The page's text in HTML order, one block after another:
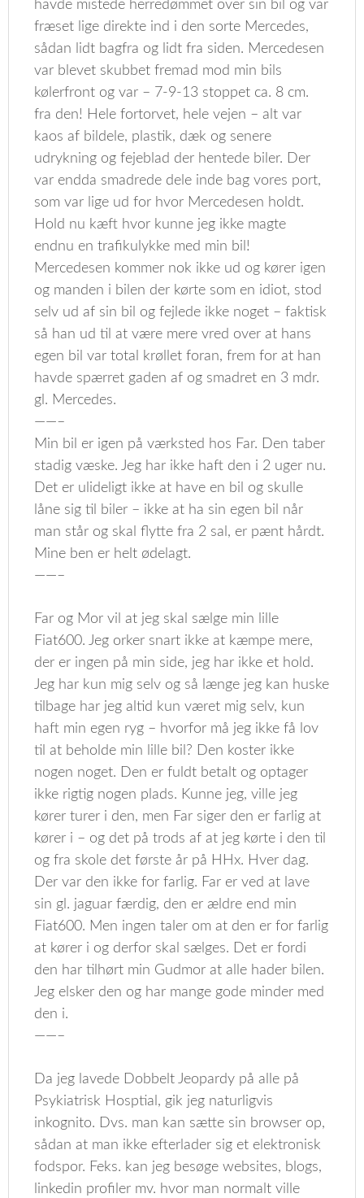
havde mistede herredømmet over sin bil og var
fræset lige direkte ind i den sorte Mercedes,
sådan lidt bagfra og lidt fra siden. Mercedesen
var blevet skubbet fremad mod min bils
kølerfront og var – 7-9-13 stoppet ca. 8 cm.
fra den! Hele fortorvet, hele vejen – alt var
kaos af bildele, plastik, dæk og senere
udrykning og fejeblad der hentede biler. Der
var endda smadrede dele inde bag vores port,
som var lige ud for hvor Mercedesen holdt.
Hold nu kæft hvor kunne jeg ikke magte
endnu en trafikulykke med min bil!
Mercedesen kommer nok ikke ud og kører igen
og manden i bilen der kørte som en idiot, stod
selv ud af sin bil og fejlede ikke noget – faktisk
så han ud til at være mere vred over at hans
egen bil var total krøllet foran, frem for at han
havde spærret gaden af og smadret en 3 mdr.
gl. Mercedes.
——–
Min bil er igen på værksted hos Far. Den taber
stadig væske. Jeg har ikke haft den i 2 uger nu.
Det er ulideligt ikke at have en bil og skulle
låne sig til biler – ikke at ha sin egen bil når
man står og skal flytte fra 2 sal, er pænt hårdt.
Mine ben er helt ødelagt.
——–
Far og Mor vil at jeg skal sælge min lille
Fiat600. Jeg orker snart ikke at kæmpe mere,
der er ingen på min side, jeg har ikke et hold.
Jeg har kun mig selv og så længe jeg kan huske
tilbage har jeg altid kun været mig selv, kun
haft min egen ryg – hvorfor må jeg ikke få lov
til at beholde min lille bil? Den koster ikke
nogen noget. Den er fuldt betalt og optager
ikke rigtig nogen plads. Kunne jeg, ville jeg
kører turer i den, men Far siger den er farlig at
kører i – og det på trods af at jeg kørte i den til
og fra skole det første år på HHx. Hver dag.
Der var den ikke for farlig. Far er ved at lave
sin gl. jaguar færdig, den er ældre end min
Fiat600. Men ingen taler om at den er for farlig
at kører i og derfor skal sælges. Det er fordi
den har tilhørt min Gudmor at alle hader bilen.
Jeg elsker den og har mange gode minder med
den i.
——–
Da jeg lavede Dobbelt Jeopardy på alle på
Psykiatrisk Hosptial, gik jeg naturligvis
inkognito. Dvs. man kan sætte sin browser op,
sådan at man ikke efterlader sig et elektronisk
fodspor. Feks. kan jeg besøge websites, blogs,
linkedin profiler mv. hvor man normalt ville